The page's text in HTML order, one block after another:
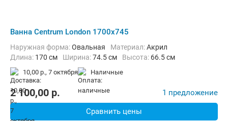
Ванна Centrum London 1700x745
Наружная форма:Овальная Материал:Акрил
Длина: 170 см Ширина:74.5 см Высота: 66.5 см
10,00 р., 7 октября наличные
2 100,00 p. 1 предложение
Сравнить цены